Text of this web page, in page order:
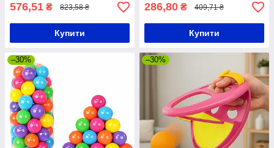
576,51 ₴ 823,58 ₴
Купити
286,80 ₴ 409,71 ₴
Купити
–30% –30%